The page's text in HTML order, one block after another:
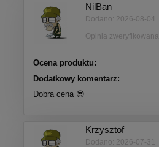
NilBan
Dodano: 2026-08-04
Opinia zweryfikowana
Ocena produktu:
Dodatkowy komentarz:
Dobra cena 😎
Krzysztof
Dodano: 2026-07-31